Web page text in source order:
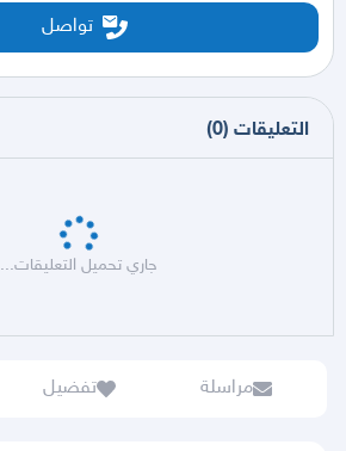
تواصل
التعليقات (
0
)
جاري تحميل التعليقات...
مراسلة تفضيل